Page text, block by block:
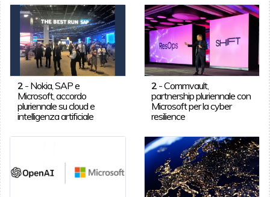
2- Nokia, SAP e
Microsoft, accordo
pluriennale su cloud e
intelligenza artificiale
2 -Commvault,
partnership pluriennale con
Microsoft per la cyber
resilience